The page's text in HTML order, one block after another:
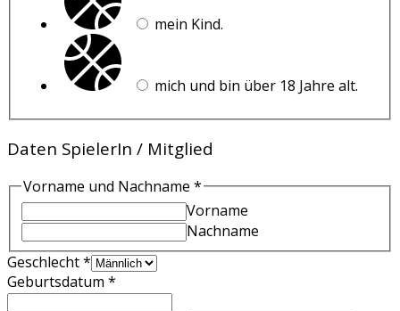
mein Kind.
mich und bin über 18 Jahre alt.
Daten SpielerIn / Mitglied
Vorname und Nachname *
Vorname
Nachname
Vorname
Mitgliedschaft
Geschlecht*
Geburtsdatum *